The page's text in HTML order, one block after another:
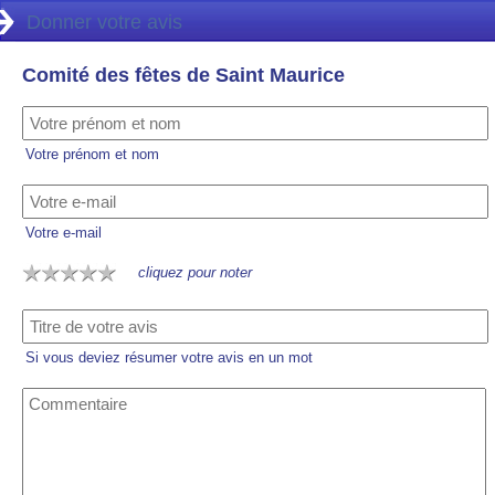
Donner votre avis
Comité des fêtes de Saint Maurice
Votre prénom et nom
Votre e-mail
cliquez pour noter
Si vous deviez résumer votre avis en un mot